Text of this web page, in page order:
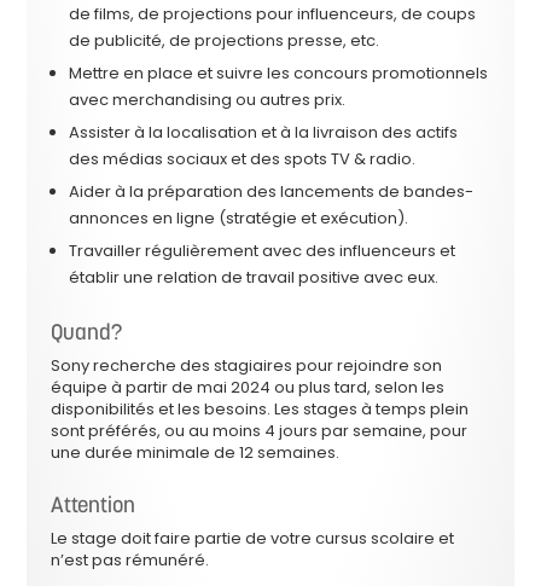
de films, de projections pour influenceurs, de coups
de publicité, de projections presse, etc.
Mettre en place et suivre les concours promotionnels
avec merchandising ou autres prix.
Assister à la localisation et à la livraison des actifs
des médias sociaux et des spots TV & radio.
Aider à la préparation des lancements de bandes-
annonces en ligne (stratégie et exécution).
Travailler régulièrement avec des influenceurs et
établir une relation de travail positive avec eux.
Quand?
Sony recherche des stagiaires pour rejoindre son
équipe à partir de mai 2024 ou plus tard, selon les
disponibilités et les besoins. Les stages à temps plein
sont préférés, ou au moins 4 jours par semaine, pour
une durée minimale de 12 semaines.
Attention
Le stage doit faire partie de votre cursus scolaire et
n’est pas rémunéré.